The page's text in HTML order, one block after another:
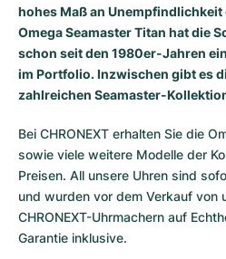
hohes Maß an
Omega Seamaster Titan hat die
schon seit den 1980er-Jahren
im Portfolio. Inzwischen gibt es
zahlreichen Seamaster-
Bei CHRONEXT erhalten Sie die
sowie viele weitere Modelle der
Preisen. All unsere Uhren sind
und wurden vor dem Verkauf von
CHRONEXT-Uhrmachern auf
Garantie inklusive.